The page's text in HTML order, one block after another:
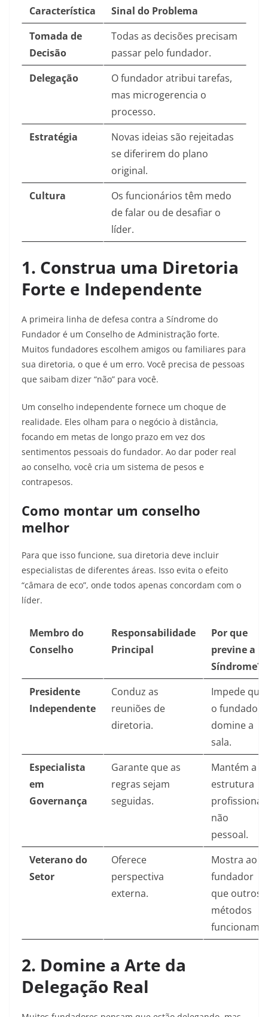
Característica
Sinal do Problema
Tomada de
Decisão
Todas as decisões precisam
passar pelo fundador.
Delegação
O fundador atribui tarefas,
mas microgerencia o
processo.
Estratégia
Novas ideias são rejeitadas
se diferirem do plano
original.
Cultura
Os funcionários têm medo
de falar ou de desafiar o
líder.
1. Construa uma Diretoria
Forte e Independente
A primeira linha de defesa contra a Síndrome do
Fundador é um Conselho de Administração forte.
Muitos fundadores escolhem amigos ou familiares para
sua diretoria, o que é um erro. Você precisa de pessoas
que saibam dizer “não” para você.
Um conselho independente fornece um choque de
realidade. Eles olham para o negócio à distância,
focando em metas de longo prazo em vez dos
sentimentos pessoais do fundador. Ao dar poder real
ao conselho, você cria um sistema de pesos e
contrapesos.
Como montar um conselho
melhor
Para que isso funcione, sua diretoria deve incluir
especialistas de diferentes áreas. Isso evita o efeito
“câmara de eco”, onde todos apenas concordam com o
líder.
Membro do
Conselho
Responsabilidade
Principal
Por que
previne a
Síndrome?
Presidente
Independente
Conduz as
reuniões de
diretoria.
Impede que
o fundador
domine a
sala.
Especialista
em
Governança
Garante que as
regras sejam
seguidas.
Mantém a
estrutura
profissional,
não
pessoal.
Veterano do
Setor
Oferece
perspectiva
externa.
Mostra ao
fundador
que outros
métodos
funcionam.
2. Domine a Arte da
Delegação Real